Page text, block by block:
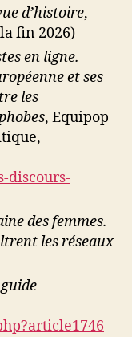
d’histoire,
fin 2026)
en ligne.
et ses
les
, Equipop
discours-
des femmes.
les réseaux